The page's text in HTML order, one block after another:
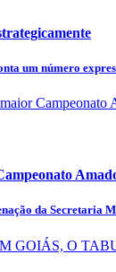
um número
da Secretaria